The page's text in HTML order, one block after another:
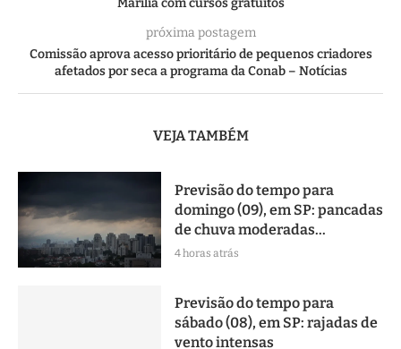
Marília com cursos gratuitos
próxima postagem
Comissão aprova acesso prioritário de pequenos criadores
afetados por seca a programa da Conab – Notícias
VEJA TAMBÉM
Previsão do tempo para
domingo (09), em SP: pancadas
de chuva moderadas...
4 horas atrás
Previsão do tempo para
sábado (08), em SP: rajadas de
vento intensas